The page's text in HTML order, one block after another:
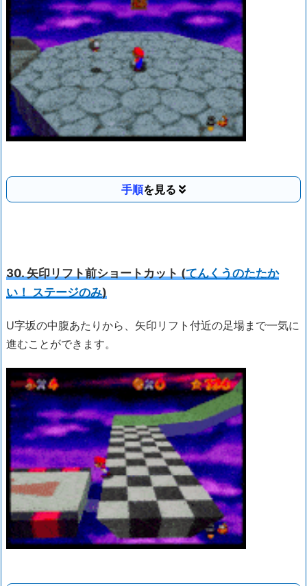
手順
30. 矢印リフト前ショートカット (てんくうのたたか
い！ ステージのみ)
U字坂の中腹あたりから、矢印リフト付近の足場まで一気に
進むことができます。